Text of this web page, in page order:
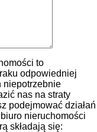
to
odpowiedniej
niepotrzebnie
nas na straty
podejmować działań
nieruchomości
składają się: